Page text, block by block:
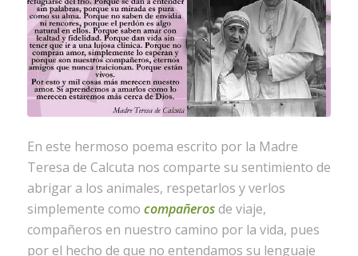
En este hermoso poema escrito por la Madre
Teresa de Calcuta nos comparte su sentimiento de
abrigar a los animales, respetarlos y verlos
simplemente como compañeros de viaje,
compañeros en nuestro camino por la vida, pues
por el hecho de que no entendamos su lenguaje